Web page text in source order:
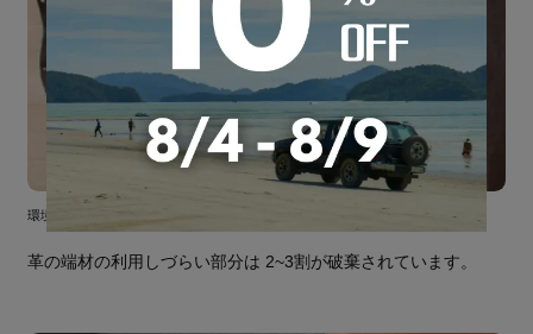
環境に優しいエコ素材
革の端材の利用しづらい部分は 2~3割が破棄されています。